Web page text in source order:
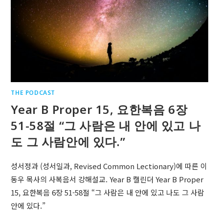
THE PODCAST
Year B Proper 15, 요한복음 6장
51-58절 “그 사람은 내 안에 있고 나
도 그 사람안에 있다.”
성서정과 (성서일과, Revised Common Lectionary)에 따른 이
동우 목사의 사복음서 강해설교. Year B 캘린더 Year B Proper
15, 요한복음 6장 51-58절 “그 사람은 내 안에 있고 나도 그 사람
안에 있다.”